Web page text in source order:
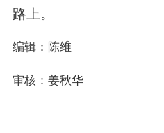
路上。
编辑：陈维
审核：姜秋华